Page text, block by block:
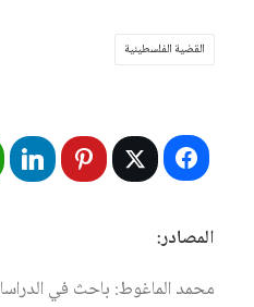
القضية الفلسطينية
المصادر:
محمد الماغوط: باحث في